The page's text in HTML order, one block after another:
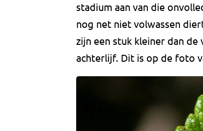
stadium aan van die
nog net niet volwassen
zijn een stuk kleiner dan de
achterlijf. Dit is op de foto